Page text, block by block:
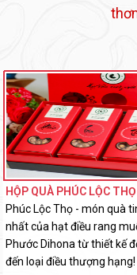
HỘP QUÀ PHÚC LỘC THỌ
Phúc Lộc Thọ - món quà
nhất của hạt điều rang
Phước Dihona từ thiết kế
đến loại điều thượng hạng!